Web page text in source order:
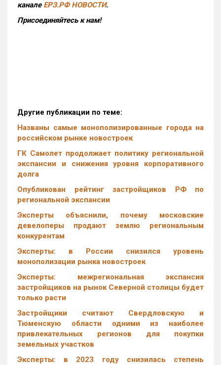
канале ЕРЗ.РФ НОВОСТИ.
Присоединяйтесь к нам!
Другие публикации по теме:
Названы самые монополизированные города на
российском рынке новостроек
ГК Самолет продолжает политику региональной
экспансии и снижения уровня корпоративного
долга
Опубликован рейтинг застройщиков РФ по
региональной экспансии
Эксперты объяснили, почему московские
девелоперы продают землю региональным
конкурентам
Эксперты: в России снизился уровень
монополизации рынка новостроек
Эксперты: межрегиональная экспансия
застройщиков на рынок Северной столицы будет
только расти
Застройщики считают Свердловскую и
Тюменскую области одними из наиболее
привлекательных регионов для покупки
земельных участков
Эксперты: в 2023 году снизилась степень